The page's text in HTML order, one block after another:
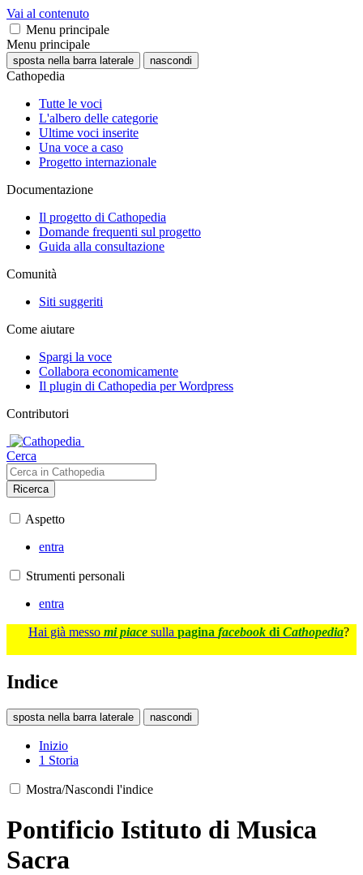
Vai al contenuto
Menu principale
Menu principale
sposta nella barra laterale nascondi
Cathopedia
Tutte le voci
L'albero delle categorie
Ultime voci inserite
Una voce a caso
Progetto internazionale
Documentazione
Il progetto di Cathopedia
Domande frequenti sul progetto
Guida alla consultazione
Comunità
Siti suggeriti
Come aiutare
Spargi la voce
Collabora economicamente
Il plugin di Cathopedia per Wordpress
Contributori
Cerca
Ricerca
Aspetto
entra
Strumenti personali
entra
Hai già messo mi piace sulla pagina facebook di Cathopedia?
Indice
sposta nella barra laterale nascondi
Inizio
1 Storia
Mostra/Nascondi l'indice
Pontificio Istituto di Musica
Sacra